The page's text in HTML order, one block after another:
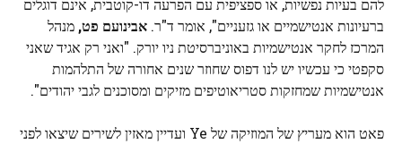
להם בעיות נפשיות, או ספציפית עם הפרעה דו-קוטבית, אינם דוגלים
ברעיונות אנטישמיים או גזעניים", אומר ד"ר. אבינועם פט, מנהל
המרכז לחקר אנטישמיות באוניברסיטת ניו יורק. "ואני רק אגיד שאני
סקפטי כי עכשיו יש לנו דפוס שחוזר שנים אחורה של התלהמות
אנטישמיות שמחזקות סטריאוטיפים מזיקים ומסוכנים לגבי יהודים".
פאט הוא מעריץ של המוזיקה של Ye ועדיין מאזין לשירים שיצאו לפני